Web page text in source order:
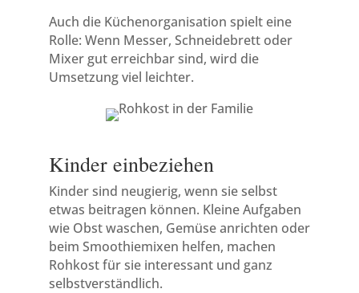
Auch die Küchenorganisation spielt eine
Rolle: Wenn Messer, Schneidebrett oder
Mixer gut erreichbar sind, wird die
Umsetzung viel leichter.
Kinder einbeziehen
Kinder sind neugierig, wenn sie selbst
etwas beitragen können. Kleine Aufgaben
wie Obst waschen, Gemüse anrichten oder
beim Smoothiemixen helfen, machen
Rohkost für sie interessant und ganz
selbstverständlich.